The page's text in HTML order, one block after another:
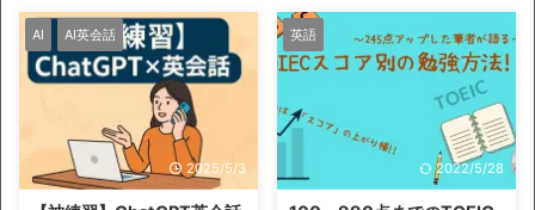
AI AI英会話
2025/5/3
英語
2022/5/28